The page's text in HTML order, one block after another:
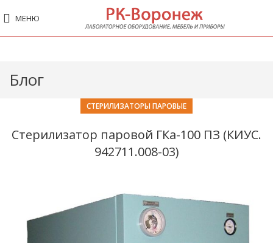
МЕНЮ
Блог
СТЕРИЛИЗАТОРЫ ПАРОВЫЕ
Стерилизатор паровой ГКа-100 ПЗ (КИУС.
942711.008-03)